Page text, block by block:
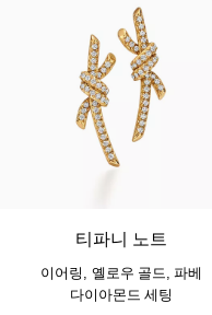
티파니 노트
이어링, 옐로우 골드, 파베
다이아몬드 세팅